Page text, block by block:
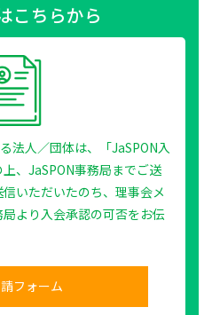
こちらから
法人／団体は、「JaSPON入
、JaSPON事務局までご送
いただいたのち、理事会メ
より入会承認の可否をお伝
フォーム